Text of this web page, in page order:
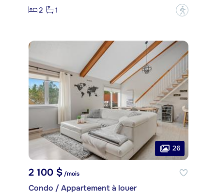
2
1 ?
26
2 100 $/mois
Condo / Appartement à louer